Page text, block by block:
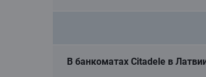
В банкоматах Citadele в